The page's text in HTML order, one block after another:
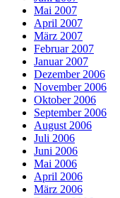
Mai 2007
April 2007
März 2007
Februar 2007
Januar 2007
Dezember 2006
November 2006
Oktober 2006
September 2006
August 2006
Juli 2006
Juni 2006
Mai 2006
April 2006
März 2006